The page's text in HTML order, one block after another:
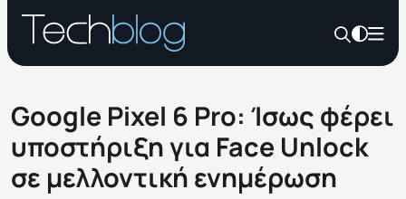
Google Pixel 6 Pro: Ίσως φέρει
υποστήριξη για Face Unlock
σε μελλοντική ενημέρωση